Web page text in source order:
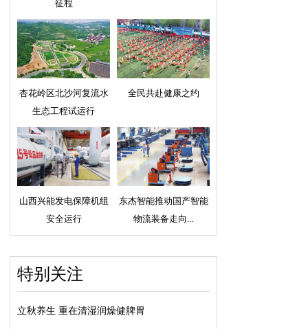
征程
杏花岭区北沙河复流水
生态工程试运行
全民共赴健康之约
山西兴能发电保障机组
安全运行
东杰智能推动国产智能
物流装备走向...
特别关注
立秋养生 重在清湿润燥健脾胃